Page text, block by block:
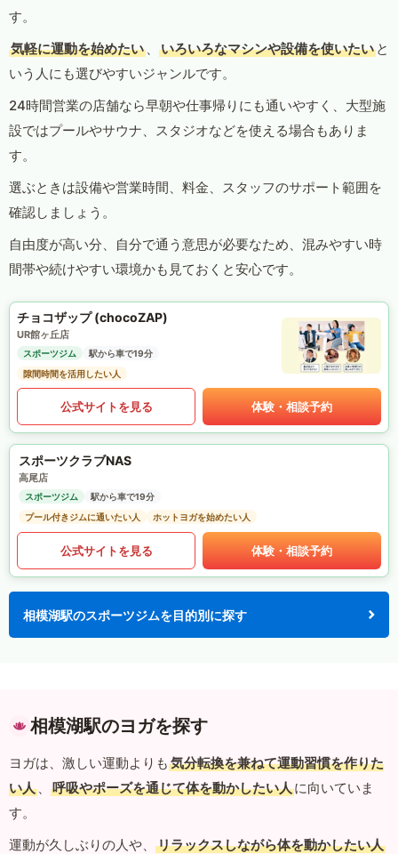
す。
気軽に運動を始めたい 、 いろいろなマシンや設備を使いたい と
いう人にも選びやすいジャンルです。
24時間営業の店舗なら早朝や仕事帰りにも通いやすく、大型施
設ではプールやサウナ、スタジオなどを使える場合もありま
す。
選ぶときは設備や営業時間、料金、スタッフのサポート範囲を
確認しましょう。
自由度が高い分、自分で通う意思が必要なため、混みやすい時
間帯や続けやすい環境かも見ておくと安心です。
チョコザップ (chocoZAP)
UR館ヶ丘店
スポーツジム
駅から車で19分
隙間時間を活用したい人
公式サイトを見る 体験・相談予約
スポーツクラブNAS
高尾店
スポーツジム
駅から車で19分
プール付きジムに通いたい人
ホットヨガを始めたい人
公式サイトを見る 体験・相談予約
相模湖駅のスポーツジムを目的別に探す
相模湖駅のヨガを探す
ヨガは、激しい運動よりも 気分転換を兼ねて運動習慣を作りた
い人 、 呼吸やポーズを通じて体を動かしたい人に向いていま
す。
運動が久しぶりの人や、
リラックスしながら体を動かしたい人